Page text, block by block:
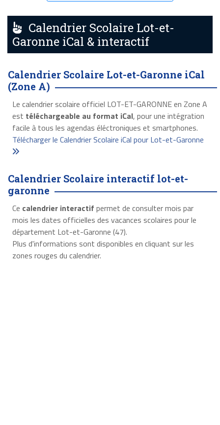
Calendrier Scolaire Lot-et-
Garonne iCal & interactif
Calendrier Scolaire Lot-et-Garonne iCal
(Zone A)
Le calendrier scolaire officiel LOT-ET-GARONNE en Zone A
est téléchargeable au format iCal, pour une intégration
facile à tous les agendas éléctroniques et smartphones.
Télécharger le Calendrier Scolaire iCal pour Lot-et-Garonne
Calendrier Scolaire interactif lot-et-
garonne
Ce calendrier interactif permet de consulter mois par
mois les dates officielles des vacances scolaires pour le
département Lot-et-Garonne (47).
Plus d'informations sont disponibles en cliquant sur les
zones rouges du calendrier.